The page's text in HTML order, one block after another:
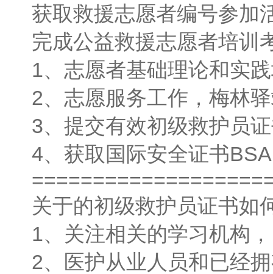
获取救援志愿者编号参加
完成公益救援志愿者培训
1、志愿者基础理论和实
2、志愿服务工作，梅林
3、提交有效初级救护员
4、获取国际安全证书
关于的初级救护员证书如
1、关注相关的学习机构
2、
医护从业人员和已经